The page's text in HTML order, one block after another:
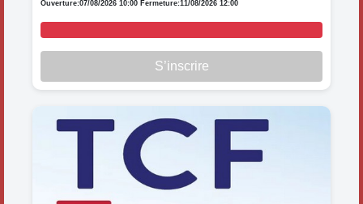
Ouverture:07/08/2026 10:00 Fermeture:11/08/2026 12:00
S’inscrire